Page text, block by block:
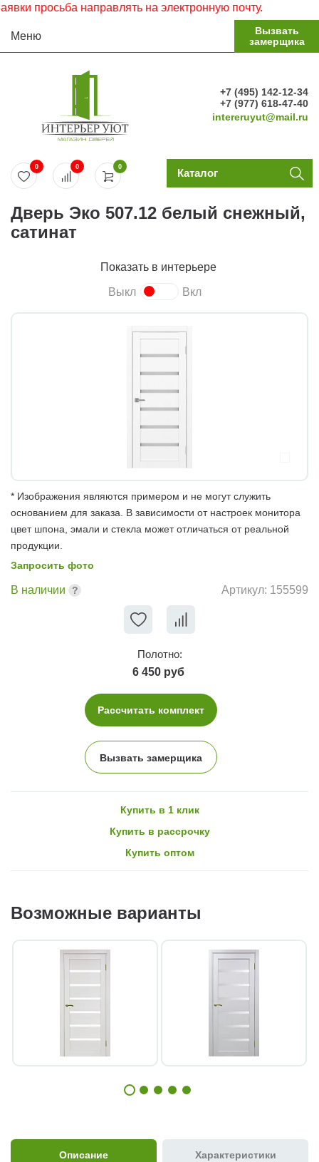
направлять на электронную почту.
Меню
Вызвать
замерщика
+7 (495) 142-12-34
+7 (977) 618-47-40
intereruyut@mail.ru
0
0 0 Каталог
Дверь Эко 507.12 белый снежный,
сатинат
Показать в интерьере
Выкл Вкл
* Изображения являются примером и не могут служить
основанием для заказа. В зависимости от настроек монитора
цвет шпона, эмали и стекла может отличаться от реальной
продукции.
Запросить фото
В наличии Артикул: 155599
Полотно:
6 450 руб
Рассчитать комплект
Вызвать замерщика
Купить в 1 клик
Купить в рассрочку
Купить оптом
Возможные варианты
Описание Характеристики